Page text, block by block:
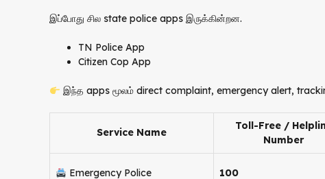
இப்போது சில state police apps இருக்கின்றன.
TN Police App
Citizen Cop App
இந்த apps மூலம் direct complaint, emergency alert,
Service Name
Toll-Free /
Number
Emergency Police 100